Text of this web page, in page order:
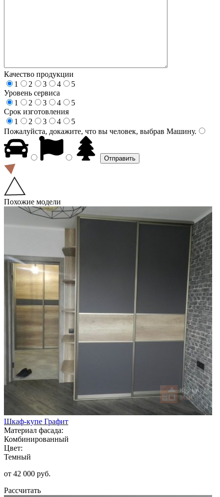
Качество продукции
1
2 3 4
5
Уровень сервиса
1
2 3 4
5
Срок изготовления
1
2 3 4
5
Пожалуйста, докажите, что вы человек, выбрав Машину.
Похожие модели
Шкаф-купе Графит
Материал фасада:
Комбинированный
Цвет:
Темный
от 42 000 руб.
Рассчитать